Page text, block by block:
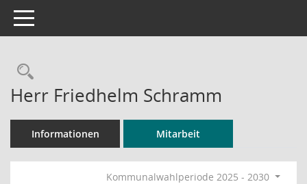
Toggle navigation
Rechercheauswahl
Herr Friedhelm Schramm
Informationen Mitarbeit
Kommunalwahlperiode 2025 - 2030